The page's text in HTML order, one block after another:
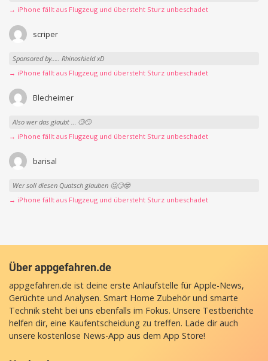
→ iPhone fällt aus Flugzeug und übersteht Sturz unbeschadet
scriper
Sponsored by….. Rhinoshield xD
→ iPhone fällt aus Flugzeug und übersteht Sturz unbeschadet
Blecheimer
Also wer das glaubt … 🙄🙄
→ iPhone fällt aus Flugzeug und übersteht Sturz unbeschadet
barisal
Wer soll diesen Quatsch glauben 🤔🙄🤓
→ iPhone fällt aus Flugzeug und übersteht Sturz unbeschadet
Über appgefahren.de
appgefahren.de ist deine erste Anlaufstelle für Apple-News,
Gerüchte und Analysen. Smart Home Zubehör und smarte
Technik steht bei uns ebenfalls im Fokus. Unsere Testberichte
helfen dir, eine Kaufentscheidung zu treffen. Lade dir auch
unsere kostenlose News-App aus dem App Store!